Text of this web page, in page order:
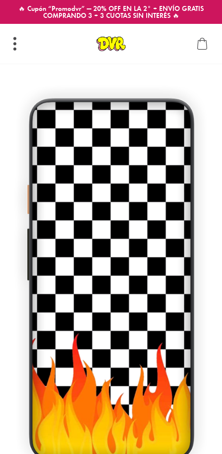
🔥 Cupón “Promodvr” — 20% OFF EN LA 2° + ENVÍO GRATIS
COMPRANDO 3 + 3 CUOTAS SIN INTERÉS 🔥